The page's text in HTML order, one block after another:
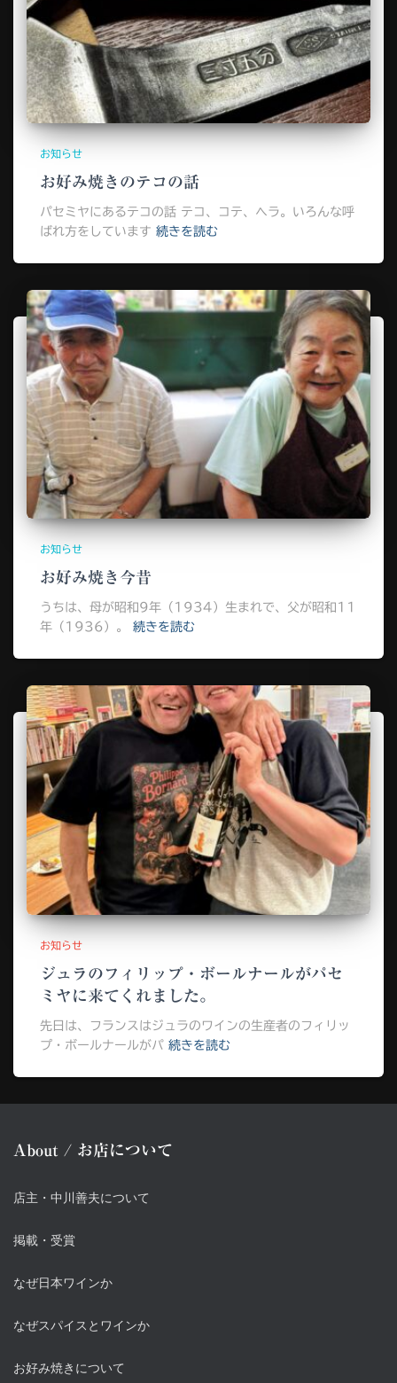
お知らせ
お好み焼きのテコの話
パセミヤにあるテコの話 テコ、コテ、ヘラ。いろんな呼
ばれ方をしています 続きを読む
お知らせ
お好み焼き今昔
うちは、母が昭和9年（1934）生まれで、父が昭和11
年（1936）。
続きを読む
お知らせ
ジュラのフィリップ・ボールナールがパセ
ミヤに来てくれました。
先日は、フランスはジュラのワインの生産者のフィリッ
プ・ボールナールがパ 続きを読む
About / お店について
店主・中川善夫について
掲載・受賞
なぜ日本ワインか
なぜスパイスとワインか
お好み焼きについて